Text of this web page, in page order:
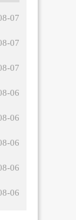
07
07
07
06
06
06
06
06